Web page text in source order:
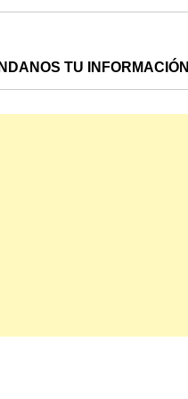
TU INFORMACIÓN